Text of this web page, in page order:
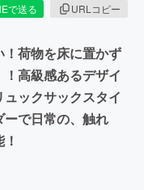
で送る
URLコピー
荷物を床に置かず
高級感あるデザイ
ックサックスタイ
で日常の、触れ